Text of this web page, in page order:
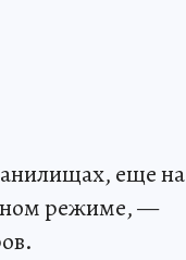
еще на
режиме, —